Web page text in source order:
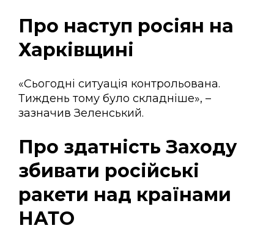
Про наступ росіян на
Харківщині
«Сьогодні ситуація контрольована.
Тиждень тому було складніше», –
зазначив Зеленський.
Про здатність Заходу
збивати російські
ракети над країнами
НАТО